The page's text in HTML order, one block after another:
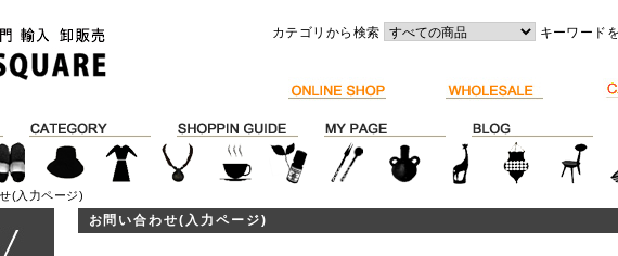
カテゴリから検索 キーワード
(入力ページ)
お問い合わせ(入力ページ)